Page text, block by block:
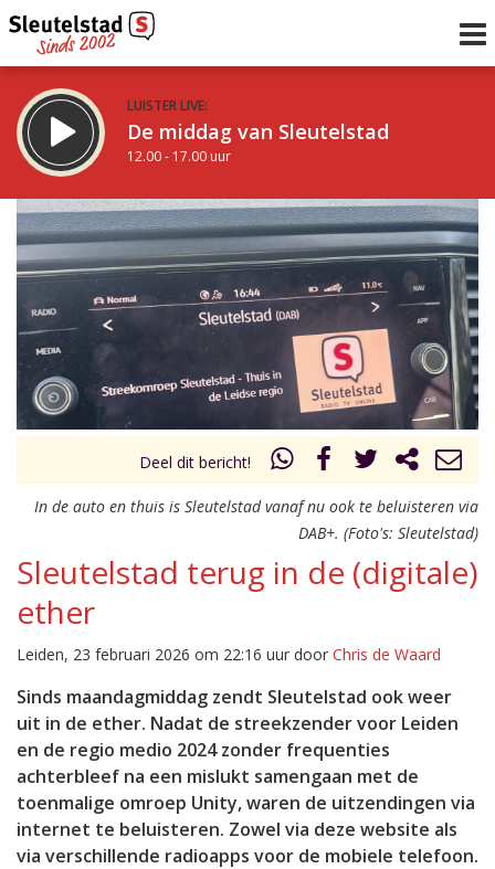
LUISTER LIVE:
De middag van Sleutelstad
12.00 - 17.00 uur
STRAKS:
Sleutelstad 30
17.00 - 19.00 uur
Vorig uur
uur 1 van 0 Volgend uur
Deel dit bericht!
In de auto en thuis is Sleutelstad vanaf nu ook te beluisteren via
DAB+. (Foto's: Sleutelstad)
Sleutelstad terug in de (digitale)
ether
Leiden, 23 februari 2026 om 22:16 uur door Chris de Waard
Sinds maandagmiddag zendt Sleutelstad ook weer
uit in de ether. Nadat de streekzender voor Leiden
en de regio medio 2024 zonder frequenties
achterbleef na een mislukt samengaan met de
toenmalige omroep Unity, waren de uitzendingen via
internet te beluisteren. Zowel via deze website als
via verschillende radioapps voor de mobiele telefoon.